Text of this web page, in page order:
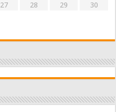
27 28 29
30